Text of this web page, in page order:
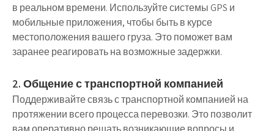
в реальном времени. Используйте системы GPS и
мобильные приложения, чтобы быть в курсе
местоположения вашего груза. Это поможет вам
заранее реагировать на возможные задержки.
2. Общение с транспортной компанией
Поддерживайте связь с транспортной компанией на
протяжении всего процесса перевозки. Это позволит